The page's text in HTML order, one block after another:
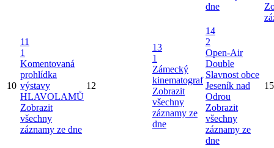
dne
10
11
1
Komentovaná
prohlídka
výstavy
HLAVOLAMŮ
Zobrazit
všechny
záznamy ze dne
12
13
1
Zámecký
kinematograf
Zobrazit
všechny
záznamy ze
dne
14
2
Open-Air
Double
Slavnost obce
Jeseník nad
Odrou
Zobrazit
všechny
záznamy ze
dne
15